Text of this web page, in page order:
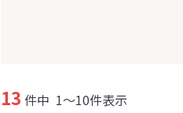
13 件中 1～10件表示